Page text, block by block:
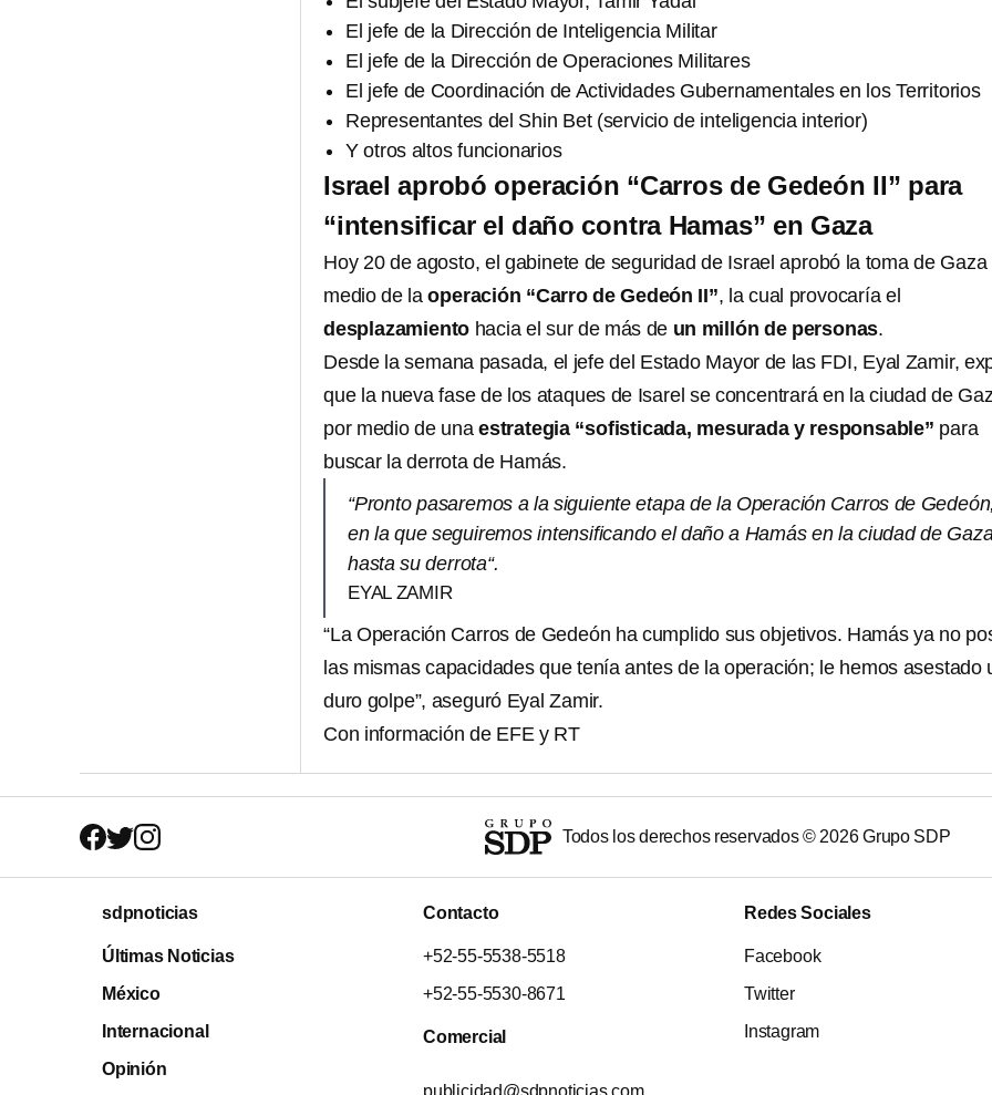
El jefe de la Dirección de Inteligencia Militar
El jefe de la Dirección de Operaciones Militares
El jefe de Coordinación de Actividades Gubernamentales en los Territorios
Representantes del Shin Bet (servicio de inteligencia interior)
Y otros altos funcionarios
Israel aprobó operación “Carros de Gedeón II” para
“intensificar el daño contra Hamas” en Gaza
Hoy 20 de agosto, el gabinete de seguridad de Israel aprobó la toma de Gaza
medio de laoperación “Carro de Gedeón II”, la cual provocaría el
desplazamiento hacia el sur de más de un millón de personas.
Desde la semana pasada, el jefe del Estado Mayor de las FDI, Eyal Zamir,
que la nueva fase de los ataques de Isarel se concentrará en la ciudad de
por medio de unaestrategia “sofisticada, mesurada y responsable” para
buscar la derrota de Hamás.
“Pronto pasaremos a la siguiente etapa de la Operación Carros de
en la que seguiremos intensificando el daño a Hamás en la ciudad de
hasta su derrota“.
EYAL ZAMIR
“La Operación Carros de Gedeón ha cumplido sus objetivos. Hamás ya no
las mismas capacidades que tenía antes de la operación; le hemos asestado
duro golpe”, aseguró Eyal Zamir.
Con información de EFE y RT
Todos los derechos reservados © 2026Grupo SDP
sdpnoticias
Últimas Noticias
México
Internacional
Opinión
Contacto
+52-55-5538-5518
+52-55-5530-8671
Comercial
Redes Sociales
Facebook
Twitter
Instagram